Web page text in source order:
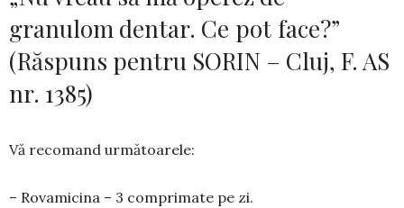
granulom dentar. Ce pot face?”
(Răspuns pentru SORIN – Cluj, F. AS
nr. 1385)
Vă recomand următoarele:
– Rovamicina – 3 comprimate pe zi.